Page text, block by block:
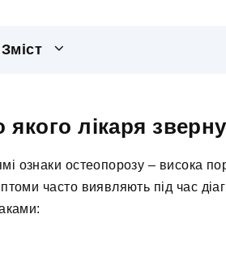
Зміст
якого лікаря
ознаки остеопорозу – висока
часто виявляють під час